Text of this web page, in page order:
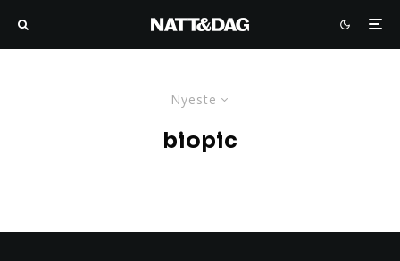
Nyeste
biopic